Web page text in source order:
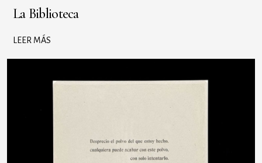
La Biblioteca
LEER MÁS